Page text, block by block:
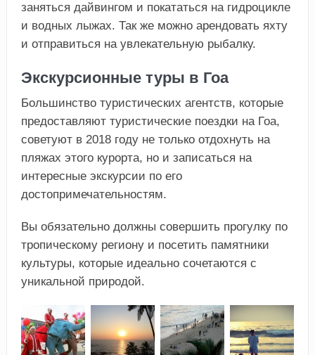
заняться дайвингом и покататься на гидроцикле
и водных лыжах. Так же можно арендовать яхту
и отправиться на увлекательную рыбалку.
Экскурсионные туры в Гоа
Большинство туристических агентств, которые
предоставляют туристические поездки на Гоа,
советуют в 2018 году не только отдохнуть на
пляжах этого курорта, но и записаться на
интересные экскурсии по его
достопримечательностям.
Вы обязательно должны совершить прогулку по
тропическому региону и посетить памятники
культуры, которые идеально сочетаются с
уникальной природой.